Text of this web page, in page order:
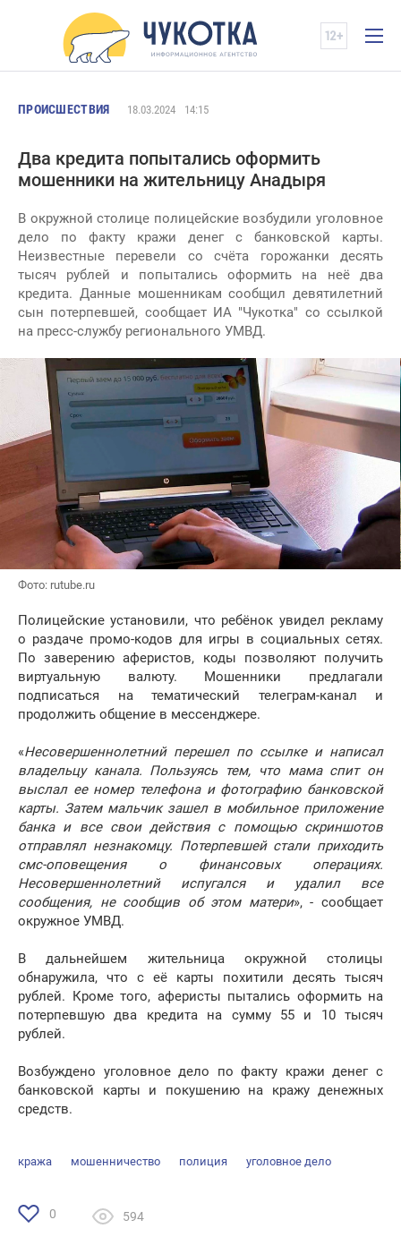
ПРОИСШЕСТВИЯ 18.03.2024 14:15
Два кредита попытались оформить
мошенники на жительницу Анадыря
В окружной столице полицейские возбудили уголовное
дело по факту кражи денег с банковской карты.
Неизвестные перевели со счёта горожанки десять
тысяч рублей и попытались оформить на неё два
кредита. Данные мошенникам сообщил девятилетний
сын потерпевшей, сообщает ИА "Чукотка" со ссылкой
на пресс-службу регионального УМВД.
Фото: rutube.ru
Полицейские установили, что ребёнок увидел рекламу
о раздаче промо-кодов для игры в социальных сетях.
По заверению аферистов, коды позволяют получить
виртуальную валюту. Мошенники предлагали
подписаться на тематический телеграм-канал и
продолжить общение в мессенджере.
«Несовершеннолетний перешел по ссылке и написал
владельцу канала. Пользуясь тем, что мама спит он
выслал ее номер телефона и фотографию банковской
карты. Затем мальчик зашел в мобильное приложение
банка и все свои действия с помощью скриншотов
отправлял незнакомцу. Потерпевшей стали приходить
смс-оповещения о финансовых операциях.
Несовершеннолетний испугался и удалил все
сообщения, не сообщив об этом матери», - сообщает
окружное УМВД.
В дальнейшем жительница окружной столицы
обнаружила, что с её карты похитили десять тысяч
рублей. Кроме того, аферисты пытались оформить на
потерпевшую два кредита на сумму 55 и 10 тысяч
рублей.
Возбуждено уголовное дело по факту кражи денег с
банковской карты и покушению на кражу денежных
средств.
кража мошенничество полиция уголовное дело
0 594